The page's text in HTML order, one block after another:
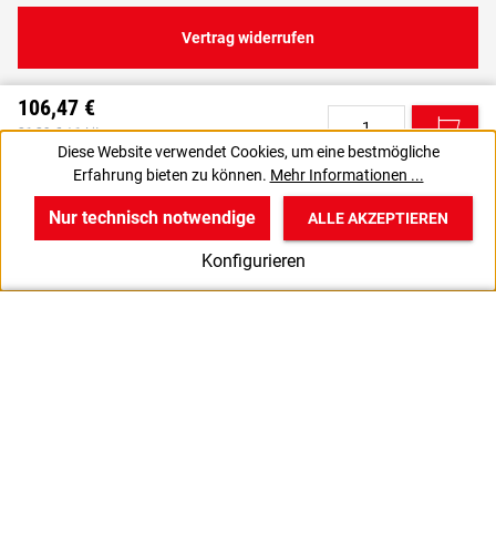
106,47 €
21,29 € / 1 Liter
89,47 € zzgl. MwSt., | zzgl. Versand
C
Vertrag widerrufen
Diese Website verwendet Cookies, um eine bestmögliche
Erfahrung bieten zu können. Mehr Informationen ...
Nur technisch notwendige
Konfigurieren
ALLE AKZEPTIEREN
v
Produkte
B